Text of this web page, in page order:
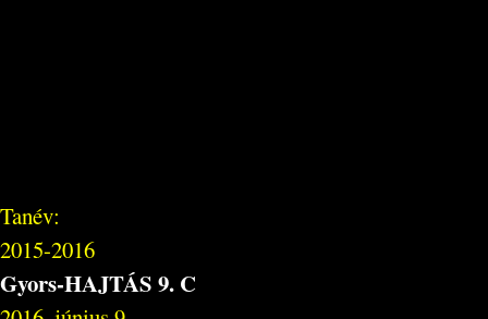
Tanév:
2015-2016
Gyors-HAJTÁS 9. C